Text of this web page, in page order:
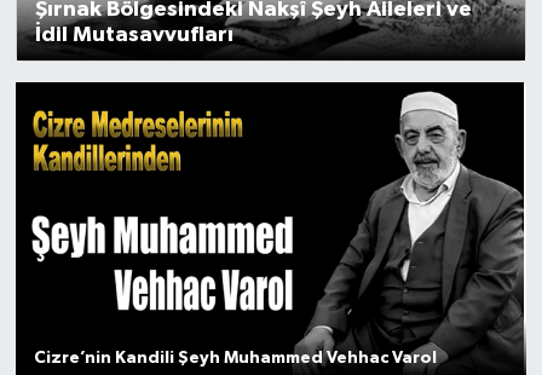
Şırnak Bölgesindeki Nakşî Şeyh Aileleri ve
İdil Mutasavvufları
Cizre’nin Kandili Şeyh Muhammed Vehhac Varol
ÖZEL HABER
SPOR
TARİH
TASAVVUF
YAŞAM VE ÇEVRE